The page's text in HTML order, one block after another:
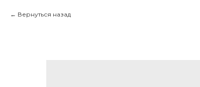
Вернуться назад